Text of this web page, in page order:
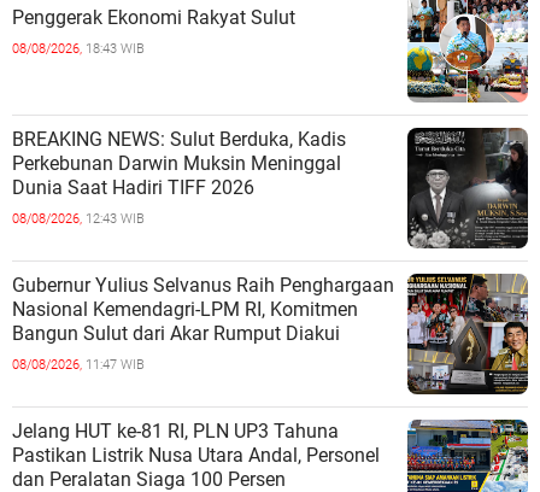
Penggerak Ekonomi Rakyat Sulut
08/08/2026, 18:43 WIB
BREAKING NEWS: Sulut Berduka, Kadis
Perkebunan Darwin Muksin Meninggal
Dunia Saat Hadiri TIFF 2026
08/08/2026, 12:43 WIB
Gubernur Yulius Selvanus Raih Penghargaan
Nasional Kemendagri-LPM RI, Komitmen
Bangun Sulut dari Akar Rumput Diakui
08/08/2026, 11:47 WIB
Jelang HUT ke-81 RI, PLN UP3 Tahuna
Pastikan Listrik Nusa Utara Andal, Personel
dan Peralatan Siaga 100 Persen